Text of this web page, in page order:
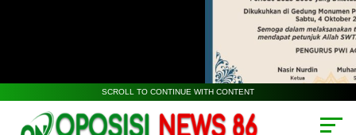
SCROLL TO CONTINUE WITH CONTENT